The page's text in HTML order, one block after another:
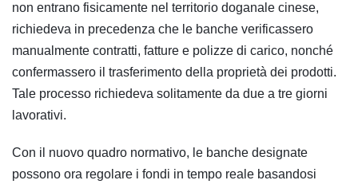
non entrano fisicamente nel territorio doganale cinese,
richiedeva in precedenza che le banche verificassero
manualmente contratti, fatture e polizze di carico, nonché
confermassero il trasferimento della proprietà dei prodotti.
Tale processo richiedeva solitamente da due a tre giorni
lavorativi.
Con il nuovo quadro normativo, le banche designate
possono ora regolare i fondi in tempo reale basandosi